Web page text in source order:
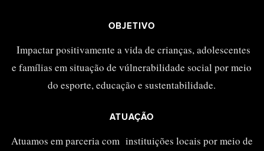
OBJETIVO
Impactar positivamente a vida de crianças, adolescentes
e famílias em situação de vúlnerabilidade social por meio
do esporte, educação e sustentabilidade.
ATUAÇÃO
Atuamos em parceria com instituições locais por meio de